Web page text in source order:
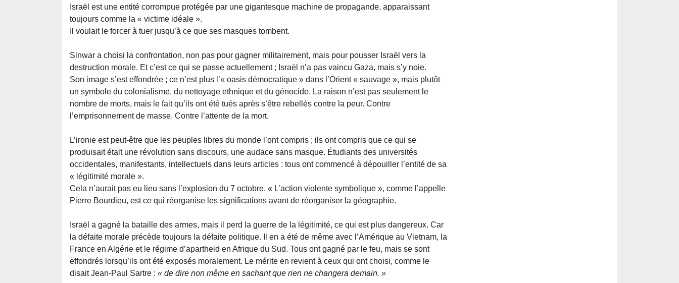
Israël est une entité corrompue protégée par une gigantesque machine de propagande, apparaissant
toujours comme la « victime idéale ».
Il voulait le forcer à tuer jusqu’à ce que ses masques tombent.
Sinwar a choisi la confrontation, non pas pour gagner militairement, mais pour pousser Israël vers la
destruction morale. Et c’est ce qui se passe actuellement ; Israël n’a pas vaincu Gaza, mais s’y noie.
Son image s’est effondrée ; ce n’est plus l’« oasis démocratique » dans l’Orient « sauvage », mais plutôt
un symbole du colonialisme, du nettoyage ethnique et du génocide. La raison n’est pas seulement le
nombre de morts, mais le fait qu’ils ont été tués après s’être rebellés contre la peur. Contre
l’emprisonnement de masse. Contre l’attente de la mort.
L’ironie est peut-être que les peuples libres du monde l’ont compris ; ils ont compris que ce qui se
produisait était une révolution sans discours, une audace sans masque. Étudiants des universités
occidentales, manifestants, intellectuels dans leurs articles : tous ont commencé à dépouiller l’entité de sa
« légitimité morale ».
Cela n’aurait pas eu lieu sans l’explosion du 7 octobre. « L’action violente symbolique », comme l’appelle
Pierre Bourdieu, est ce qui réorganise les significations avant de réorganiser la géographie.
Israël a gagné la bataille des armes, mais il perd la guerre de la légitimité, ce qui est plus dangereux. Car
la défaite morale précède toujours la défaite politique. Il en a été de même avec l’Amérique au Vietnam, la
France en Algérie et le régime d’apartheid en Afrique du Sud. Tous ont gagné par le feu, mais se sont
effondrés lorsqu’ils ont été exposés moralement. Le mérite en revient à ceux qui ont choisi, comme le
disait Jean-Paul Sartre : « de dire non même en sachant que rien ne changera demain. »